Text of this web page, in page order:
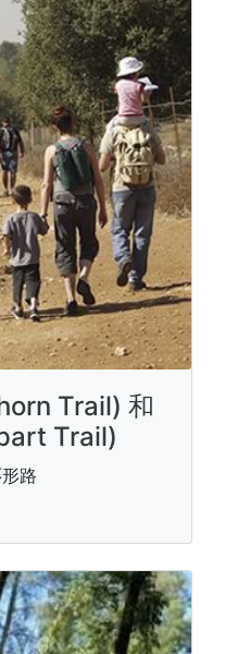
Trail) 和
Trail)
路